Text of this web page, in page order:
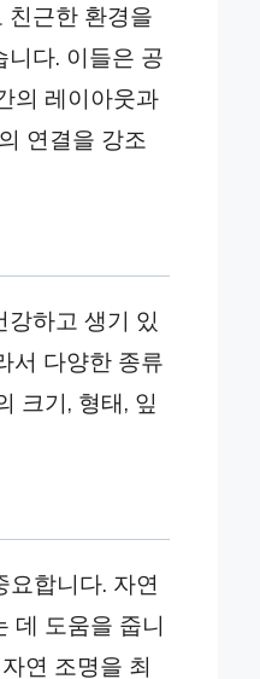
친근한 환경을
다. 이들은 공
의 레이아웃과
연결을 강조
하고 생기 있
서 다양한 종류
크기, 형태, 잎
합니다. 자연
데 도움을 줍니
연 조명을 최